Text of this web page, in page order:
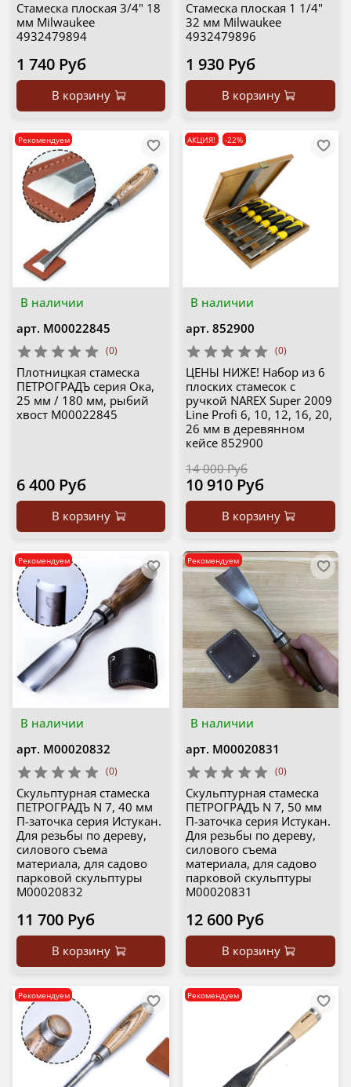
Стамеска плоская 3/4" 18
мм Milwaukee
4932479894
1 740 Руб
В корзину
Стамеска плоская 1 1/4"
32 мм Milwaukee
4932479896
1 930 Руб
В корзину
В наличии
Рекомендуем
арт. М00022845
(0)
Плотницкая стамеска
ПЕТРОГРАДЪ серия Ока,
25 мм / 180 мм, рыбий
хвост М00022845
6 400 Руб
В корзину
В наличии
АКЦИЯ! -22%
арт. 852900
(0)
ЦЕНЫ НИЖЕ! Набор из 6
плоских стамесок с
ручкой NAREX Super 2009
Line Profi 6, 10, 12, 16, 20,
26 мм в деревянном
кейсе 852900
14 000 Руб
10 910 Руб
В корзину
В наличии
Рекомендуем
арт. М00020832
(0)
Скульптурная стамеска
ПЕТРОГРАДЪ N 7, 40 мм
П-заточка серия Истукан.
Для резьбы по дереву,
силового съема
материала, для садово
парковой скульптуры
М00020832
11 700 Руб
В корзину
В наличии
Рекомендуем
арт. М00020831
(0)
Скульптурная стамеска
ПЕТРОГРАДЪ N 7, 50 мм
П-заточка серия Истукан.
Для резьбы по дереву,
силового съема
материала, для садово
парковой скульптуры
М00020831
12 600 Руб
В корзину
Рекомендуем Рекомендуем